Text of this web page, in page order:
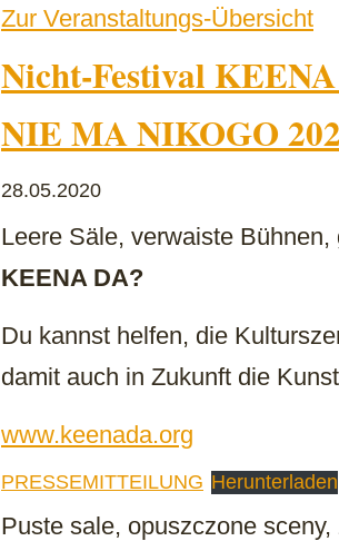
Zur Veranstaltungs-Übersicht
Nicht-Festival
NIE MA NIKOGO
28.05.2020
Leere Säle, verwaiste
KEENA DA?
Du kannst helfen, die
damit auch in Zukunft die
www.keenada.org
PRESSEMITTEILUNG Herunterladen
Puste sale, opuszczone